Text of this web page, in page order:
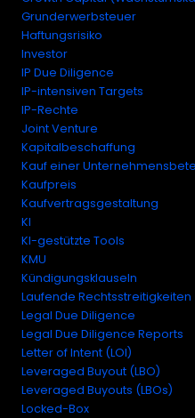
Grunderwerbsteuer
Haftungsrisiko
Investor
IP Due Diligence
IP-intensiven Targets
IP-Rechte
Joint Venture
Kapitalbeschaffung
Kauf einer
Kaufpreis
Kaufvertragsgestaltung
KI
KI-gestützte Tools
KMU
Kündigungsklauseln
Laufende Rechtsstreitigkeiten
Legal Due Diligence
Legal Due Diligence Reports
Letter of Intent (LOI)
Leveraged Buyout (LBO)
Leveraged Buyouts (LBOs)
Locked-Box